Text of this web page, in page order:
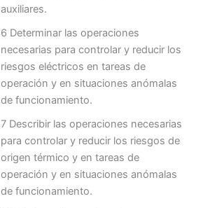
auxiliares.
6 Determinar las operaciones
necesarias para controlar y reducir los
riesgos eléctricos en tareas de
operación y en situaciones anómalas
de funcionamiento.
7 Describir las operaciones necesarias
para controlar y reducir los riesgos de
origen térmico y en tareas de
operación y en situaciones anómalas
de funcionamiento.